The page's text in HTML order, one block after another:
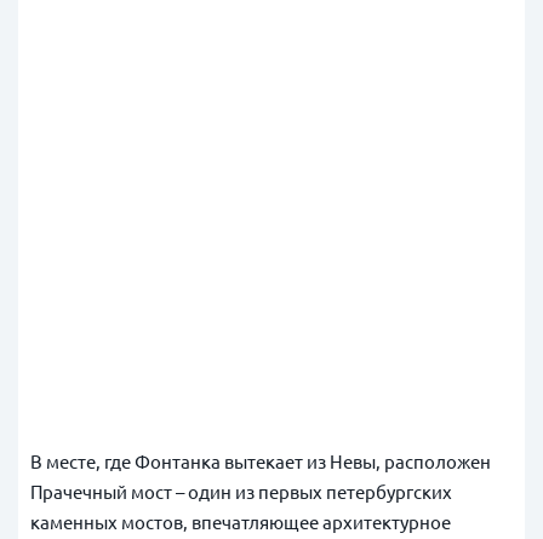
В месте, где Фонтанка вытекает из Невы, расположен
Прачечный мост – один из первых петербургских
каменных мостов, впечатляющее архитектурное